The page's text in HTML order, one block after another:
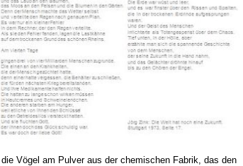
die Vögel am Pulver aus der chemischen Fabrik, das den